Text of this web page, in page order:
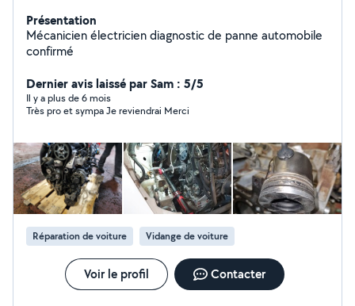
Présentation
Mécanicien électricien diagnostic de panne automobile
confirmé
Dernier avis laissé par Sam : 5/5
Il y a plus de 6 mois
Très pro et sympa Je reviendrai Merci
Réparation de voiture Vidange de voiture
Voir le profil Contacter